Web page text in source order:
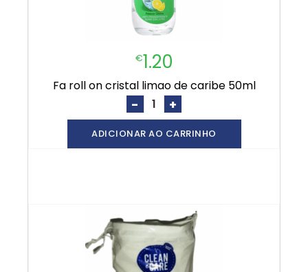
€1.20
fa roll on cristal limao de caribe 50ml
- +
ADICIONAR AO CARRINHO